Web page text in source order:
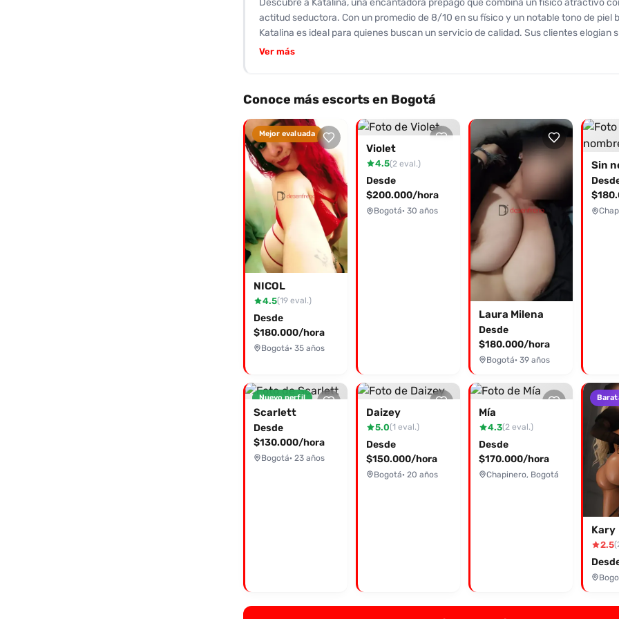
Descubre a Katalina, una encantadora prepago que combina un físico atractivo
actitud seductora. Con un promedio de 8/10 en su físico y un notable tono de piel
Katalina es ideal para quienes buscan un servicio de calidad. Sus clientes elogian
implicación y el ambiente especial que crea, señalando que es una elección que
cómodo para cada encuentro. Katalina está disponible todos los días, y su mente
promete experiencias sin límites. No dejes pasar la oportunidad de disfrutar de un
único en su compañía. Contáctala y déjate llevar por la pasión y el placer que
ofrecerte. ¡Atrévete a vivir una experiencia inolvidable con Katalina!
Ver más
Conoce más escorts en Bogotá
Mejor evaluada
NICOL
4.5(19 eval.)
Desde
$180.000/hora
Bogotá· 35 años
Violet
4.5(2 eval.)
Desde
$200.000/hora
Bogotá· 30 años
Laura Milena
Desde
$180.000/hora
Bogotá· 39 años
Sin
Nuevo perfil
Scarlett
Desde
$130.000/hora
Bogotá· 23 años
Daizey
5.0(1 eval.)
Desde
$150.000/hora
Bogotá· 20 años
Mía
4.3(2 eval.)
Desde
$170.000/hora
Chapinero, Bogotá
Kary
2.5